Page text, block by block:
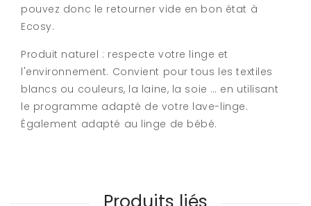
pouvez donc le retourner vide en bon état à
Ecosy.
Produit naturel : respecte votre linge et
l'environnement. Convient pour tous les textiles
blancs ou couleurs, la laine, la soie … en utilisant
le programme adapté de votre lave-linge.
Également adapté au linge de bébé.